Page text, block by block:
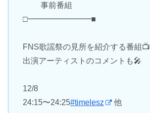
事前番組
□━━━━━━━━■
FNS歌謡祭の見所を紹介する番組📺
出演アーティストのコメントも🎤
12/8
24:15〜24:25#timelesz 他